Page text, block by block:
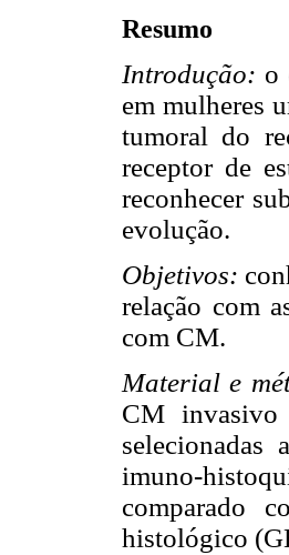
Resumo
Introdução: o
em mulheres
tumoral do
receptor de
reconhecer
evolução.
Objetivos:
relação com
com CM.
Material e
CM invasivo
imuno-
comparado
histológico